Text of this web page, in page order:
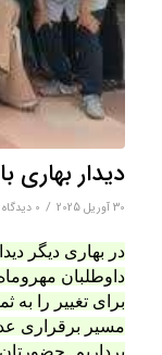
دیدار بهاری
30 آوریل 2025 / 0 دیدگاه‌
در بهاری دیگر
داوطلبان
برای تغییر را به
مسیر برقراری
برداریم. حضورتان